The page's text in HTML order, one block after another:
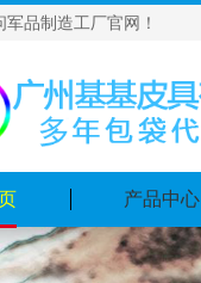
军品制造工厂官网！
产品中心